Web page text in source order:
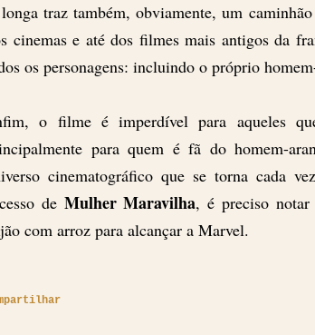
traz também, obviamente, um
cinemas e até dos filmes mais antigos da
os personagens: incluindo o próprio
o filme é imperdível para aqueles
para quem é fã do homem-
cinematográfico que se torna cada
de Mulher Maravilha, é preciso
com arroz para alcançar a Marvel.